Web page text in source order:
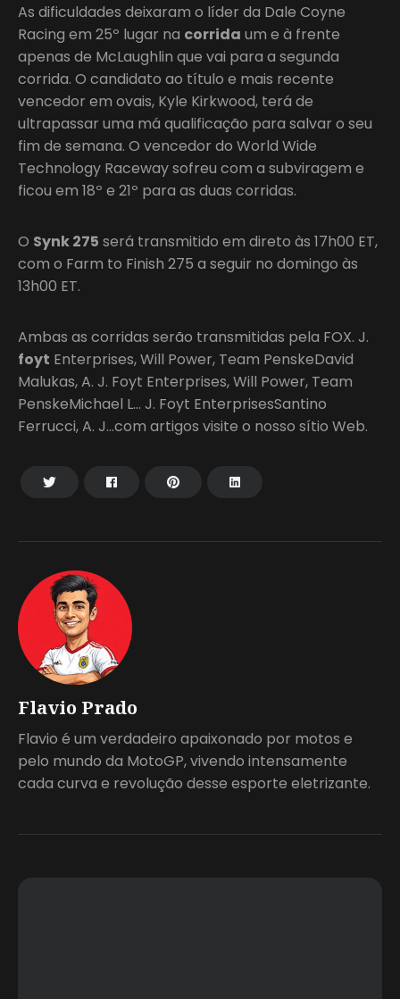
Flavio Prado
Flavio é um verdadeiro apaixonado por motos e
pelo mundo da MotoGP, vivendo intensamente
cada curva e revolução desse esporte eletrizante.
As dificuldades deixaram o líder da Dale Coyne
Racing em 25º lugar na corrida um e à frente
apenas de McLaughlin que vai para a segunda
corrida. O candidato ao título e mais recente
vencedor em ovais, Kyle Kirkwood, terá de
ultrapassar uma má qualificação para salvar o seu
fim de semana. O vencedor do World Wide
Technology Raceway sofreu com a subviragem e
ficou em 18º e 21º para as duas corridas.
O Synk 275 será transmitido em direto às 17h00 ET,
com o Farm to Finish 275 a seguir no domingo às
13h00 ET.
Ambas as corridas serão transmitidas pela FOX. J.
foyt Enterprises, Will Power, Team PenskeDavid
Malukas, A. J. Foyt Enterprises, Will Power, Team
PenskeMichael L… J. Foyt EnterprisesSantino
Ferrucci, A. J…com artigos visite o nosso sítio Web.